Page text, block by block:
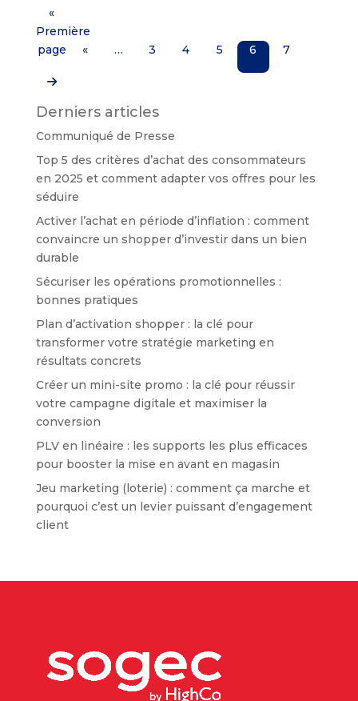
«
Première
page
« … 3 4 5 6 7
Derniers articles
Communiqué de Presse
Top 5 des critères d’achat des consommateurs
en 2025 et comment adapter vos offres pour les
séduire
Activer l’achat en période d’inflation : comment
convaincre un shopper d’investir dans un bien
durable
Sécuriser les opérations promotionnelles :
bonnes pratiques
Plan d’activation shopper : la clé pour
transformer votre stratégie marketing en
résultats concrets
Créer un mini-site promo : la clé pour réussir
votre campagne digitale et maximiser la
conversion
PLV en linéaire : les supports les plus efficaces
pour booster la mise en avant en magasin
Jeu marketing (loterie) : comment ça marche et
pourquoi c’est un levier puissant d’engagement
client